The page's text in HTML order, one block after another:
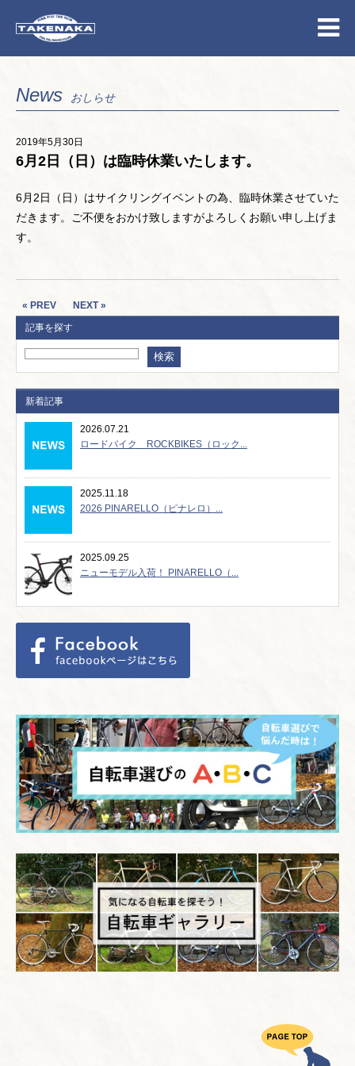
News おしらせ
2019年5月30日
6月2日（日）は臨時休業いたします。
6月2日（日）はサイクリングイベントの為、臨時休業させていた
だきます。ご不便をおかけ致しますがよろしくお願い申し上げま
す。
« PREV
NEXT »
記事を探す
新着記事
2026.07.21
ロードバイク ROCKBIKES（ロック...
2025.11.18
2026 PINARELLO（ピナレロ）...
2025.09.25
ニューモデル入荷！ PINARELLO（...